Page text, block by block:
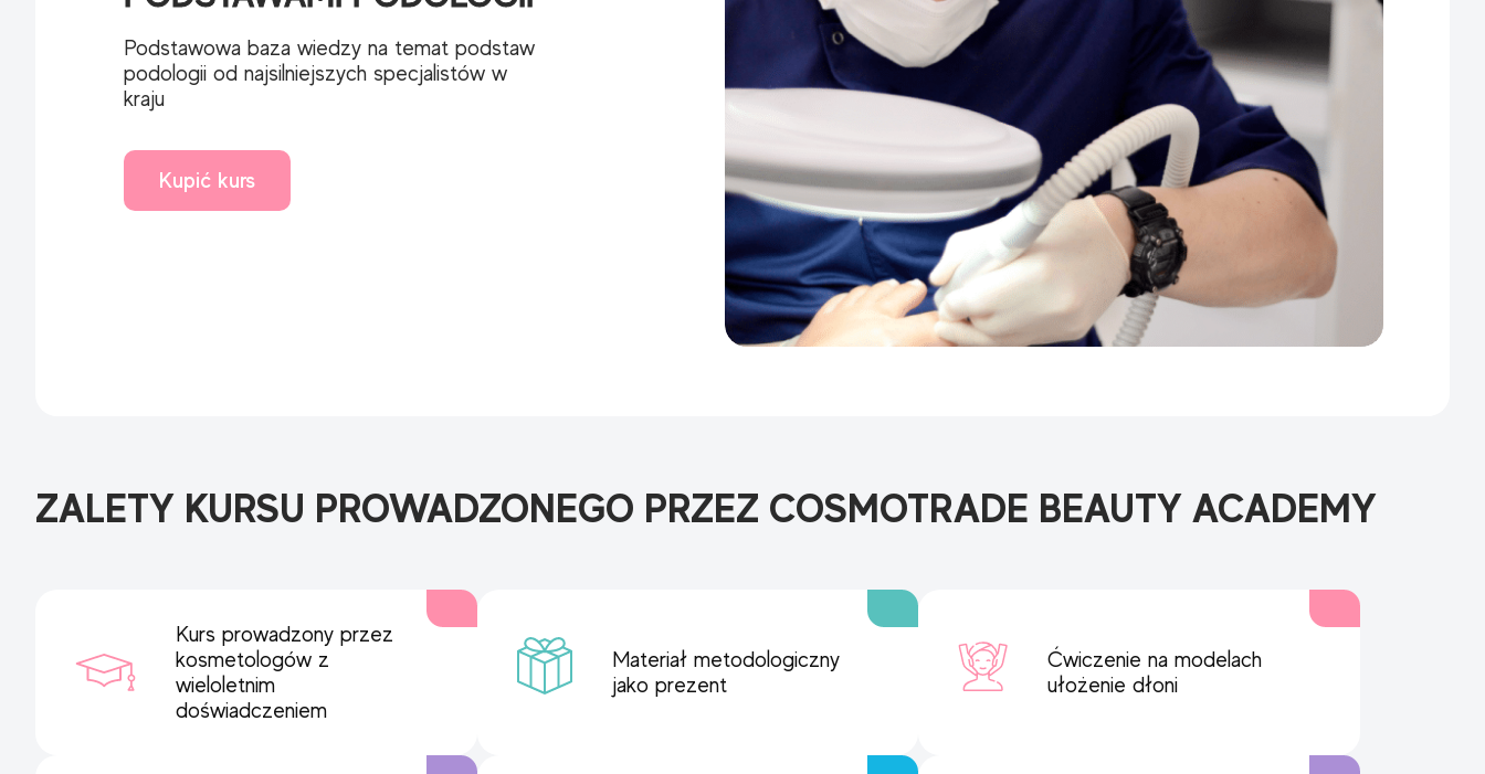
Podstawowa baza wiedzy na temat podstaw
podologii od najsilniejszych specjalistów w
kraju
Kupić kurs
ZALETY KURSU PROWADZONEGO PRZEZ COSMOTRADE BEAUTY ACADEMY
Kurs prowadzony przez
kosmetologów z
wieloletnim
doświadczeniem
Materiał metodologiczny
jako prezent
Ćwiczenie na modelach
ułożenie dłoni